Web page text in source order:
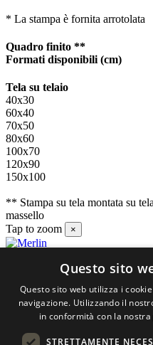
* La stampa è fornita arrotolata
Quadro finito **
Formati disponibili (cm)
Tela su telaio
40x30
60x40
70x50
80x60
100x70
120x90
150x100
** Stampa su tela montata su
massello
Tap to zoom
×
SELECTED ARTWORKS srl
Piazzale Cuoco, 4 - 20137
Questo sito
Questo sito web utilizza i
navigazione. Utilizzando il
in conformità con la
STRETTAMENTE